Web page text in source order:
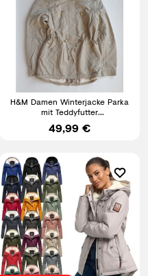
H&M Damen Winterjacke Parka
mit Teddyfutter
Gr.32,34,36,38,40,42 4 Farben
NEU
49,99 €